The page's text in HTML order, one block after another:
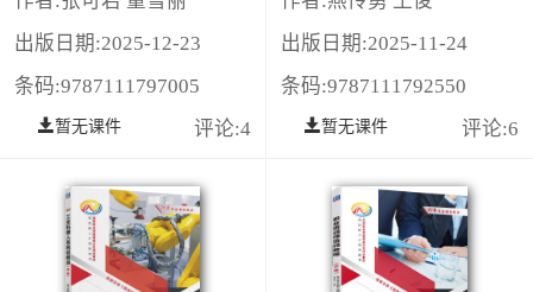
出版日期:2025-12-23
条码:9787111797005
暂无课件 评论:4
出版日期:2025-11-24
条码:9787111792550
暂无课件 评论:6